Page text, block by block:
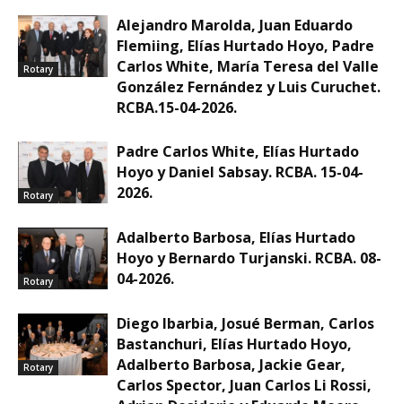
Rotary
Alejandro Marolda, Juan Eduardo
Flemiing, Elías Hurtado Hoyo, Padre
Carlos White, María Teresa del Valle
González Fernández y Luis Curuchet.
RCBA.15-04-2026.
Rotary
Padre Carlos White, Elías Hurtado
Hoyo y Daniel Sabsay. RCBA. 15-04-
2026.
Rotary
Adalberto Barbosa, Elías Hurtado
Hoyo y Bernardo Turjanski. RCBA. 08-
04-2026.
Rotary
Diego Ibarbia, Josué Berman, Carlos
Bastanchuri, Elías Hurtado Hoyo,
Adalberto Barbosa, Jackie Gear,
Carlos Spector, Juan Carlos Li Rossi,